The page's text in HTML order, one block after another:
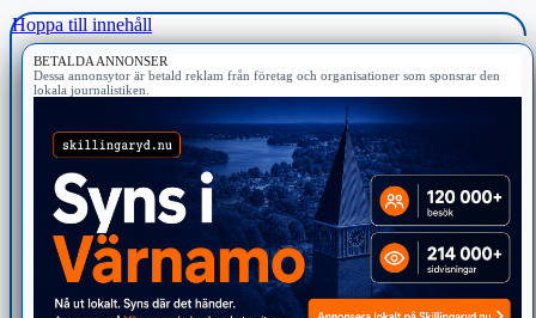
Hoppa till innehåll
BETALDA ANNONSER
Dessa annonsytor är betald reklam från företag och organisationer som sponsrar den
lokala journalistiken.